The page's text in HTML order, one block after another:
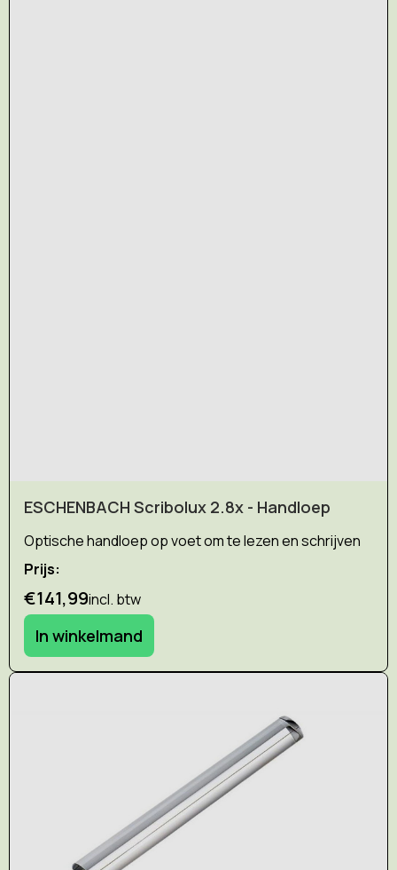
ESCHENBACH Scribolux 2.8x - Handloep
Optische handloep op voet om te lezen en schrijven
Prijs:
€141,99incl. btw
In winkelmand